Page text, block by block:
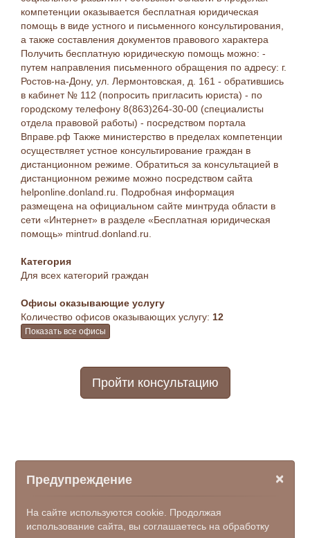
компетенции оказывается бесплатная юридическая
помощь в виде устного и письменного консультирования,
а также составления документов правового характера
Получить бесплатную юридическую помощь можно: -
путем направления письменного обращения по адресу: г.
Ростов-на-Дону, ул. Лермонтовская, д. 161 - обратившись
в кабинет № 112 (попросить пригласить юриста) - по
городскому телефону 8(863)264-30-00 (специалисты
отдела правовой работы) - посредством портала
Вправе.рф Также министерство в пределах компетенции
осуществляет устное консультирование граждан в
дистанционном режиме. Обратиться за консультацией в
дистанционном режиме можно посредством сайта
helponline.donland.ru. Подробная информация
размещена на официальном сайте минтруда области в
сети «Интернет» в разделе «Бесплатная юридическая
помощь» mintrud.donland.ru.
Категория
Для всех категорий граждан
Офисы оказывающие услугу
Количество офисов оказывающих услугу: 12
Показать все офисы
Пройти консультацию
×
Предупреждение
На сайте используются cookie. Продолжая
использование сайта, вы соглашаетесь на обработку